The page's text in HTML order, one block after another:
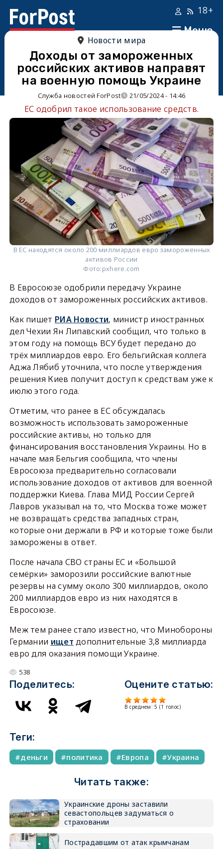
Меню
18+
Новости мира
Доходы от замороженных
российских активов направят
на военную помощь Украине
Служба новостей ForPost 21/05/2024 - 14:46
ЕС одобрил такое использование средств.
В ЕС находятся около 200 миллиардов евро замороженных
активов России
Фото:pxhere.com
В Евросоюзе одобрили передачу Украине
доходов от замороженных российских активов.
Как пишет РИА Новости, министр иностранных
дел Чехии Ян Липавский сообщил, что только в
этом году на помощь ВСУ будет передано до
трёх миллиардов евро. Его бельгийская коллега
Аджа Лябиб уточнила, что после утверждения
решения Киев получит доступ к средствам уже к
июлю этого года.
Отметим, что ранее в ЕС обсуждалась
возможность использовать замороженные
российские активы, но только для
финансирования восстановления Украины. Но в
начале мая Бельгия сообщила, что члены
Евросоюза предварительно согласовали
использование доходов от активов для военной
поддержки Киева. Глава МИД России Сергей
Лавров указывал на то, что Москва тоже может
не возвращать средства западных стран,
которые они держали в РФ и которые тоже были
заморожены в ответ.
После начала СВО страны ЕС и «Большой
семёрки» заморозили российские валютные
резервы на сумму около 300 миллиардов, около
200 миллиардов евро из них находятся в
Евросоюзе.
Меж тем ранее стало известно, что Минобороны
Германии ищет дополнительные 3,8 миллиарда
евро для оказания помощи Украине.
538
Поделитесь: Оцените статью:
В среднем:5 (1 голос)
Теги:
деньги политика Европа Украина
Читать также:
Украинские дроны заставили
севастопольцев задуматься о
страховании
Пострадавшим от атак крымчанам